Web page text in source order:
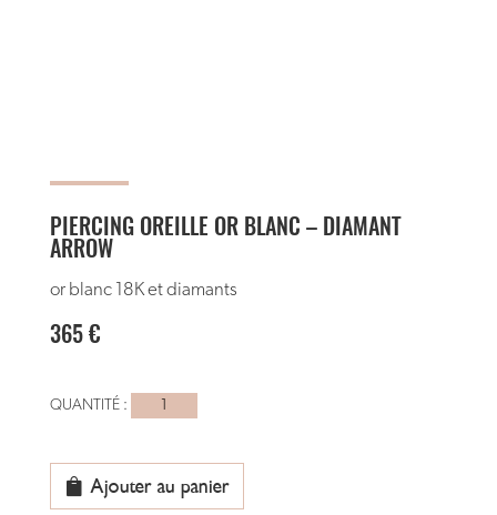
PIERCING OREILLE OR BLANC – DIAMANT
ARROW
or blanc 18K et diamants
365€
quantité
Oreille
or
Ajouter au panier